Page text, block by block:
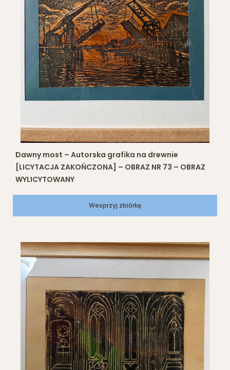
Dawny most – Autorska grafika na drewnie
[LICYTACJA ZAKOŃCZONA] – OBRAZ NR 73 – OBRAZ
WYLICYTOWANY
Wesprzyj zbiórkę